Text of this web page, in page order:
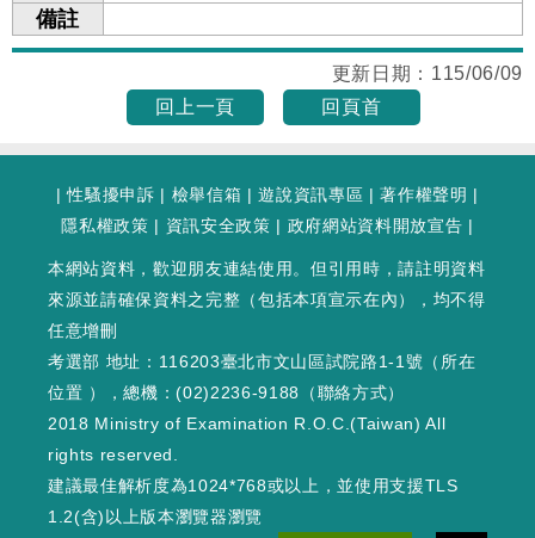
備註
更新日期： 115/06/09
回上一頁
回頁首
|性騷擾申訴 | 檢舉信箱 |遊說資訊專區 |著作權聲明 |
隱私權政策 | 資訊安全政策 | 政府網站資料開放宣告 |
本網站資料，歡迎朋友連結使用。但引用時，請註明資料
來源並請確保資料之完整（包括本項宣示在內），均不得
任意增刪
考選部 地址：116203臺北市文山區試院路1-1號（ 所在
位置 ），總機：(02)2236-9188（聯絡方式）
2018 Ministry of Examination R.O.C.(Taiwan) All
rights reserved.
建議最佳解析度為1024*768或以上，並使用支援TLS
1.2(含)以上版本瀏覽器瀏覽